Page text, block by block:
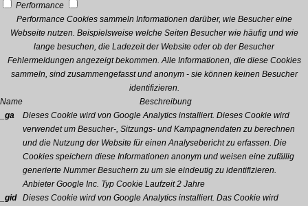
Performance
Performance Cookies sammeln Informationen darüber, wie Besucher eine
Webseite nutzen. Beispielsweise welche Seiten Besucher wie häufig und wie
lange besuchen, die Ladezeit der Website oder ob der Besucher
Fehlermeldungen angezeigt bekommen. Alle Informationen, die diese Cookies
sammeln, sind zusammengefasst und anonym - sie können keinen Besucher
identifizieren.
Name
Beschreibung
_ga
Dieses Cookie wird von Google Analytics installiert. Dieses Cookie wird
verwendet um Besucher-, Sitzungs- und Kampagnendaten zu berechnen
und die Nutzung der Website für einen Analysebericht zu erfassen. Die
Cookies speichern diese Informationen anonym und weisen eine zufällig
generierte Nummer Besuchern zu um sie eindeutig zu identifizieren.
Anbieter Google Inc. Typ Cookie Laufzeit 2 Jahre
_gid
Dieses Cookie wird von Google Analytics installiert. Das Cookie wird